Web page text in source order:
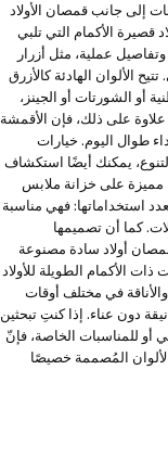
إلى جانب قمصان الأولاد
قصيرة الأكمام التي تلبي
عملية، مثل أزرار
الألوان الهادئة كالأزرق
أو الشورتات أو الجينز،
على ذلك، فإن الأقمشة
طوال اليوم. خيارات
يمكنك أيضًا استكشاف
مميزة على خزانة ملابس
استخداماتها: فهي مناسبة
كما أن تصميمها
أولاد سادة مصنوعة
الأكمام الطويلة للأولاد
في مختلف أوقات
دون عناء. إذا كنتِ تبحثين
أو للمناسبات الخاصة، فإنّ
المُصممة خصيصًا